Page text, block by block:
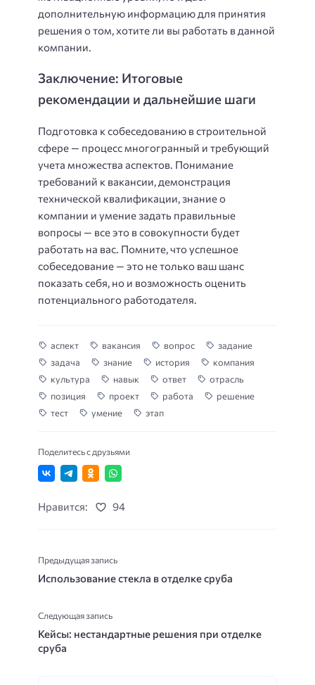
дополнительную информацию для принятия
решения о том, хотите ли вы работать в данной
компании.
Заключение: Итоговые
рекомендации и дальнейшие шаги
Подготовка к собеседованию в строительной
сфере — процесс многогранный и требующий
учета множества аспектов. Понимание
требований к вакансии, демонстрация
технической квалификации, знание о
компании и умение задать правильные
вопросы — все это в совокупности будет
работать на вас. Помните, что успешное
собеседование — это не только ваш шанс
показать себя, но и возможность оценить
потенциального работодателя.
аспект вакансия вопрос
задание
задача
знание история
компания
культура
навык ответ
отрасль
позиция
проект работа
решение
тест
умение этап
Поделитесь с друзьями
Нравится: 94
Предыдущая запись
Использование стекла в отделке сруба
Следующая запись
Кейсы: нестандартные решения при отделке
сруба